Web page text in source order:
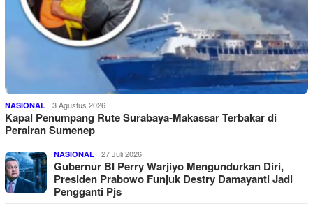
NASIONAL 3 Agustus 2026
Kapal Penumpang Rute Surabaya-Makassar Terbakar di
Perairan Sumenep
NASIONAL 27 Juli 2026
Gubernur BI Perry Warjiyo Mengundurkan Diri,
Presiden Prabowo Funjuk Destry Damayanti Jadi
Pengganti Pjs